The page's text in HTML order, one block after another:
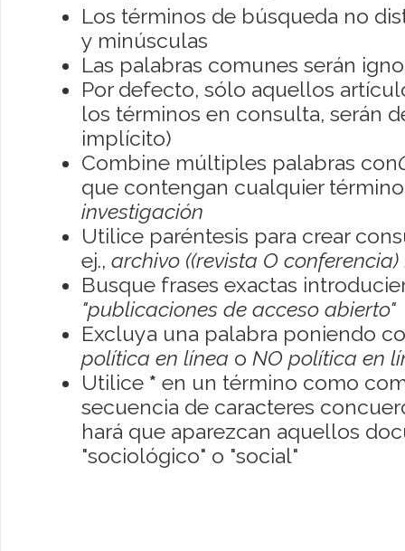
Los términos de búsqueda no
y minúsculas
Las palabras comunes serán
Por defecto, sólo aquellos
los términos en consulta, serán
implícito)
Combine múltiples palabras con
que contengan cualquier
investigación
Utilice paréntesis para crear
ej., archivo ((revista O conferencia)
Busque frases exactas
"publicaciones de acceso abierto"
Excluya una palabra poniendo
política en línea o NO política en
Utilice * en un término como
secuencia de caracteres
hará que aparezcan aquellos
"sociológico" o "social"